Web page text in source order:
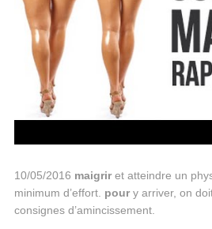
10/05/2016 maigriret atteindre un
minimum d’effort. poury arriver, on
consignes d’amincissement.